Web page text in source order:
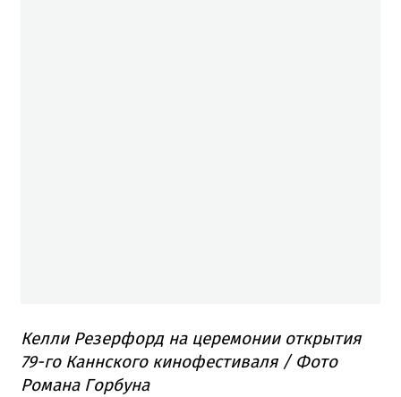
Келли Резерфорд на церемонии открытия
79-го Каннского кинофестиваля / Фото
Романа Горбуна